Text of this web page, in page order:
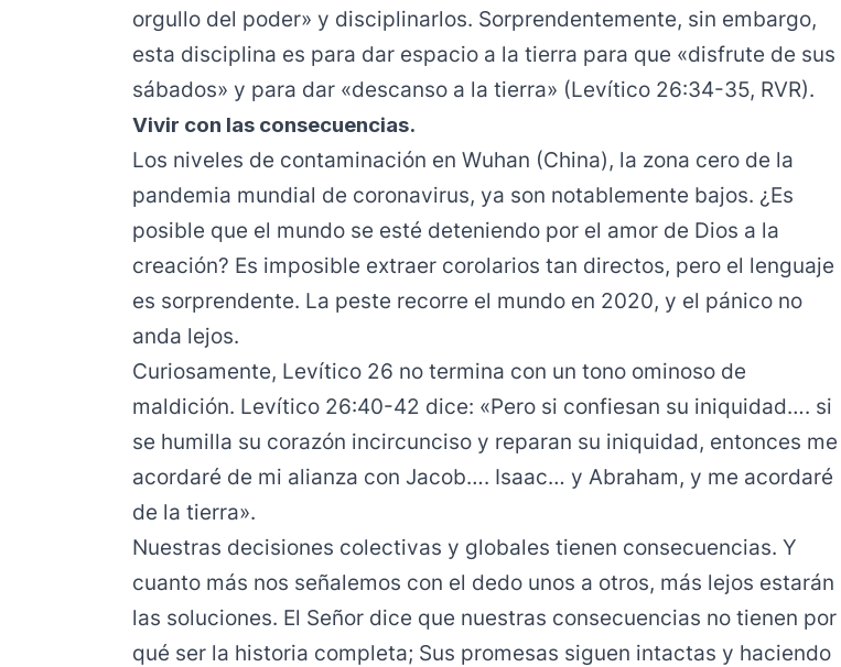
orgullo del poder» y disciplinarlos. Sorprendentemente, sin embargo,
esta disciplina es para dar espacio a la tierra para que «disfrute de sus
sábados» y para dar «descanso a la tierra» (Levítico 26:34-35, RVR).
Vivir con las consecuencias.
Los niveles de contaminación en Wuhan (China), la zona cero de la
pandemia mundial de coronavirus, ya son notablemente bajos. ¿Es
posible que el mundo se esté deteniendo por el amor de Dios a la
creación? Es imposible extraer corolarios tan directos, pero el lenguaje
es sorprendente. La peste recorre el mundo en 2020, y el pánico no
anda lejos.
Curiosamente, Levítico 26 no termina con un tono ominoso de
maldición. Levítico 26:40-42 dice: «Pero si confiesan su iniquidad…. si
se humilla su corazón incircunciso y reparan su iniquidad, entonces me
acordaré de mi alianza con Jacob…. Isaac… y Abraham, y me acordaré
de la tierra».
Nuestras decisiones colectivas y globales tienen consecuencias. Y
cuanto más nos señalemos con el dedo unos a otros, más lejos estarán
las soluciones. El Señor dice que nuestras consecuencias no tienen por
qué ser la historia completa; Sus promesas siguen intactas y haciendo